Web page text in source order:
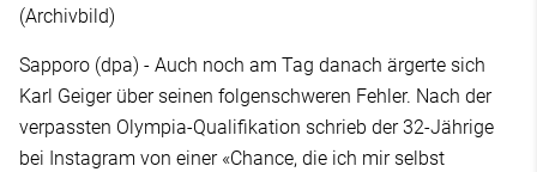
(Archivbild)
Sapporo (dpa) - Auch noch am Tag danach ärgerte sich
Karl Geiger über seinen folgenschweren Fehler. Nach der
verpassten Olympia-Qualifikation schrieb der 32-Jährige
bei Instagram von einer «Chance, die ich mir selbst